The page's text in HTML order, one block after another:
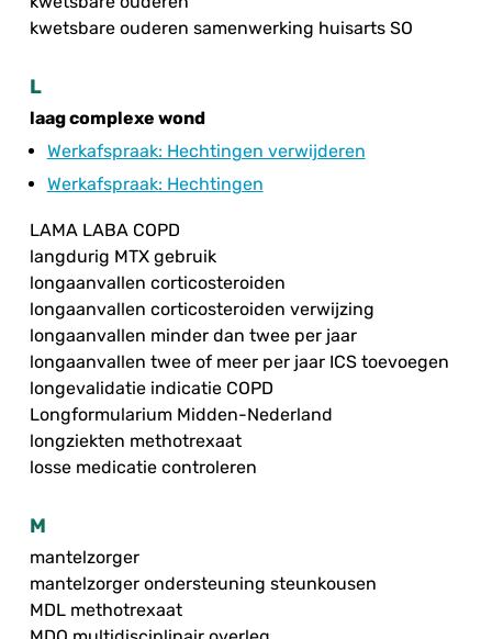
kwetsbare ouderen samenwerking huisarts SO
L
laag complexe wond
Werkafspraak: Hechtingen verwijderen
Werkafspraak: Hechtingen
LAMA LABA COPD
langdurig MTX gebruik
longaanvallen corticosteroiden
longaanvallen corticosteroiden verwijzing
longaanvallen minder dan twee per jaar
longaanvallen twee of meer per jaar ICS toevoegen
longevalidatie indicatie COPD
Longformularium Midden-Nederland
longziekten methotrexaat
losse medicatie controleren
M
mantelzorger
mantelzorger ondersteuning steunkousen
MDL methotrexaat